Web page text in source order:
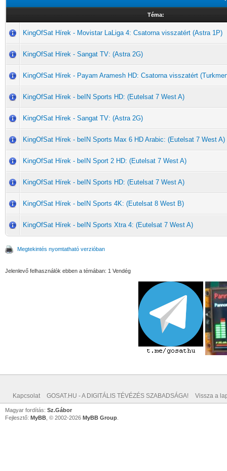
Téma:
KingOfSat Hírek - Movistar LaLiga 4: Csatorna visszatért (Astra 1P)
KingOfSat Hírek - Sangat TV: (Astra 2G)
KingOfSat Hírek - Payam Aramesh HD: Csatorna visszatért
KingOfSat Hírek - beIN Sports HD: (Eutelsat 7 West A)
KingOfSat Hírek - Sangat TV: (Astra 2G)
KingOfSat Hírek - beIN Sports Max 6 HD Arabic: (Eutelsat 7 West A)
KingOfSat Hírek - beIN Sport 2 HD: (Eutelsat 7 West A)
KingOfSat Hírek - beIN Sports HD: (Eutelsat 7 West A)
KingOfSat Hírek - beIN Sports 4K: (Eutelsat 8 West B)
KingOfSat Hírek - beIN Sports Xtra 4: (Eutelsat 7 West A)
Megtekintés nyomtatható verzióban
Jelenlevő felhasználók ebben a témában: 1 Vendég
Kapcsolat GOSAT.HU - A DIGITÁLIS TÉVÉZÉS SZABADSÁGA! Vissza a
Magyar fordítás: Sz.Gábor
Fejlesztő: MyBB , © 2002-2026 MyBB Group